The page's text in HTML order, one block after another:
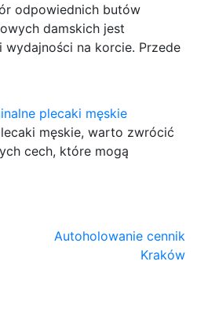
odpowiednich butów
damskich jest
na korcie. Przede
plecaki męskie
męskie, warto zwrócić
cech, które mogą
Autoholowanie cennik
Kraków